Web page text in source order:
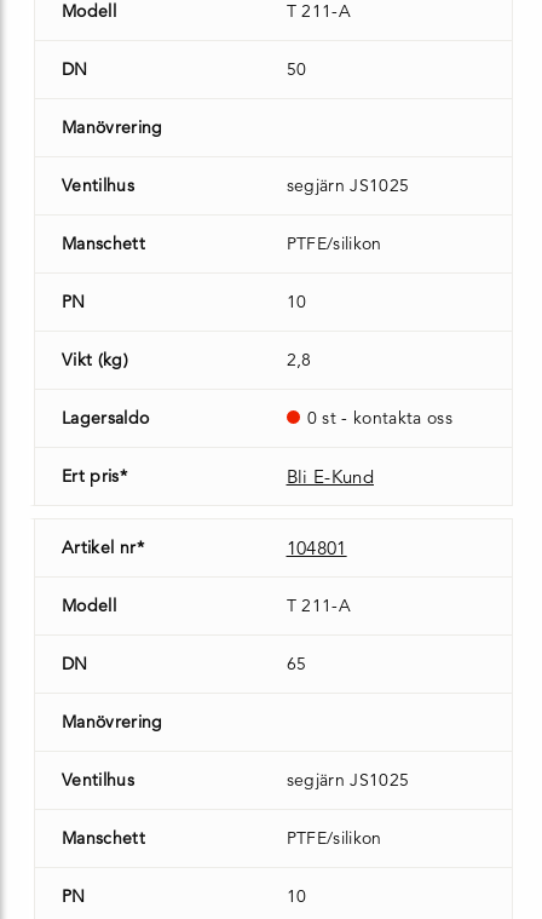
Modell T 211-A
DN 50
Manövrering
Ventilhus segjärn JS1025
Manschett PTFE/silikon
PN 10
Vikt (kg) 2,8
Lagersaldo 0 st - kontakta oss
Ert pris* Bli E-Kund
Artikel nr* 104801
Modell T 211-A
DN 65
Manövrering
Ventilhus segjärn JS1025
Manschett PTFE/silikon
PN 10